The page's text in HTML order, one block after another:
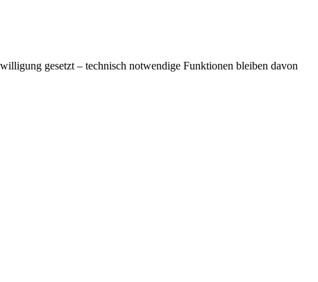
gesetzt – technisch notwendige Funktionen bleiben davon